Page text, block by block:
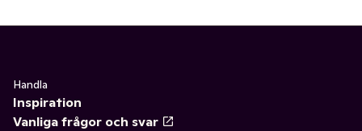
Handla
Inspiration
Vanliga frågor och svar